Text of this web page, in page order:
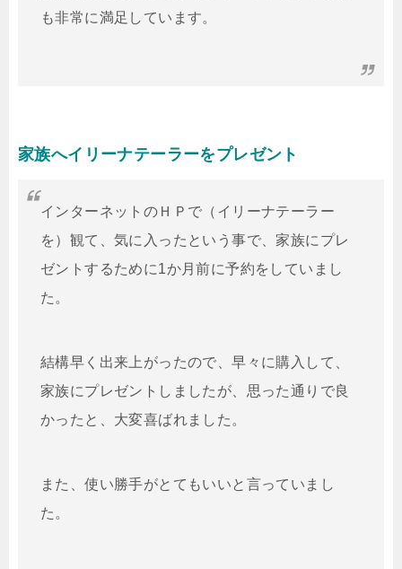
も非常に満足しています。
家族へイリーナテーラーをプレゼント
インターネットのＨＰで（イリーナテーラー
を）観て、気に入ったという事で、家族にプレ
ゼントするために1か月前に予約をしていまし
た。
結構早く出来上がったので、早々に購入して、
家族にプレゼントしましたが、思った通りで良
かったと、大変喜ばれました。
また、使い勝手がとてもいいと言っていまし
た。